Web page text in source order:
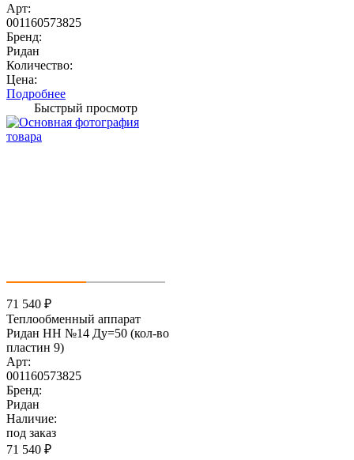
Арт:
001160573825
Бренд:
Ридан
Количество:
Цена:
Подробнее
Быстрый просмотр
71 540 ₽
Теплообменный аппарат
Ридан НН №14 Ду=50 (кол-во
пластин 9)
Арт:
001160573825
Бренд:
Ридан
Наличие:
под заказ
71 540 ₽